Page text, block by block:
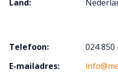
Land:
Telefoon:
024 850
E-mailadres: